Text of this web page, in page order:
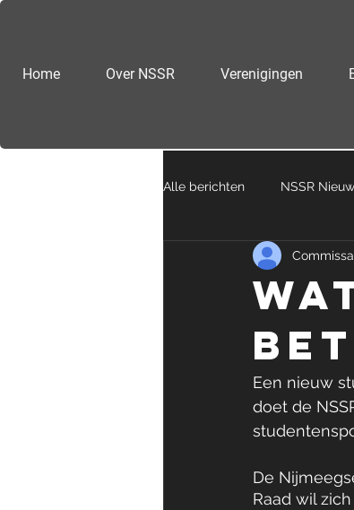
Home Over NSSR Verenigingen
Alle berichten NSSR
Een nieuw
doet de
De
Raad wil